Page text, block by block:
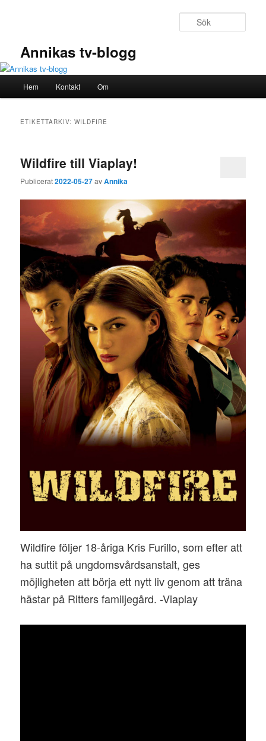
Annikas tv-blogg
Hem Kontakt Om
ETIKETTARKIV:WILDFIRE
Wildfire till Viaplay!
Publicerat2022-05-27avAnnika
Wildfire följer 18-åriga Kris Furillo, som efter att
ha suttit på ungdomsvårdsanstalt, ges
möjligheten att börja ett nytt liv genom att träna
hästar på Ritters familjegård. -Viaplay